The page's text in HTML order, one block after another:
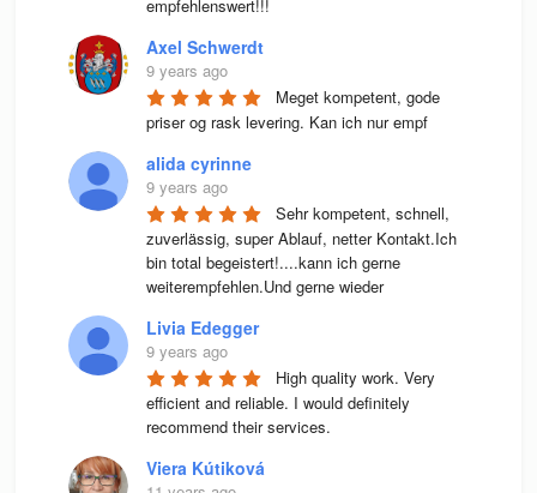
empfehlenswert!!!
Axel Schwerdt
9 years ago
Meget kompetent, gode
priser og rask levering. Kan ich nur empf
alida cyrinne
9 years ago
Sehr kompetent, schnell,
zuverlässig, super Ablauf, netter Kontakt.Ich
bin total begeistert!....kann ich gerne
weiterempfehlen.Und gerne wieder
Livia Edegger
9 years ago
High quality work. Very
efficient and reliable. I would definitely
recommend their services.
Viera Kútiková